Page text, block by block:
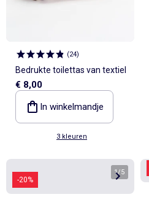
(24)
Bedrukte toilettas van textiel
€ 8,00
In winkelmandje
3 kleuren
-20%
1/5